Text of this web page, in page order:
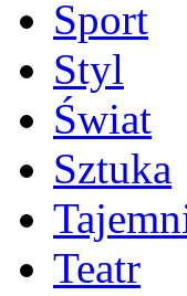
Sport
Styl
Świat
Sztuka
Teatr